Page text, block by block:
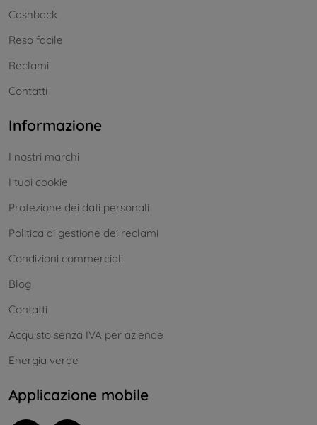
Cashback
Reso facile
Reclami
Contatti
Informazione
I nostri marchi
I tuoi cookie
Protezione dei dati personali
Politica di gestione dei reclami
Condizioni commerciali
Blog
Contatti
Acquisto senza IVA per aziende
Energia verde
Applicazione mobile